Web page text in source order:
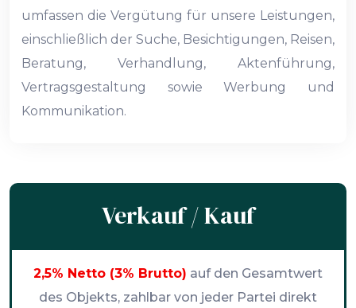
umfassen die Vergütung für unsere Leistungen,
einschließlich der Suche, Besichtigungen, Reisen,
Beratung, Verhandlung, Aktenführung,
Vertragsgestaltung sowie Werbung und
Kommunikation.
Verkauf / Kauf
2,5% Netto (3% Brutto) auf den Gesamtwert
des Objekts, zahlbar von jeder Partei direkt